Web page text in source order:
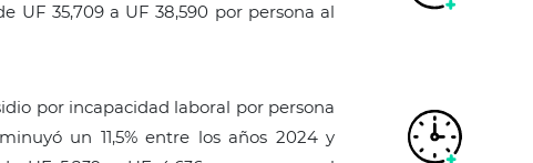
UF 35,709 a UF 38,590 por persona al
por incapacidad laboral por persona
un 11,5% entre los años 2024 y